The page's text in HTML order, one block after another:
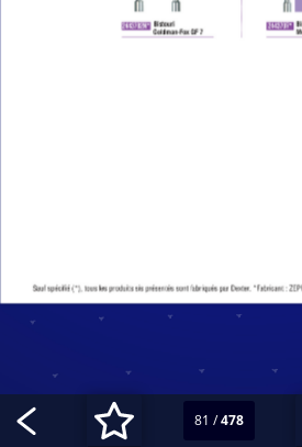
81 /478